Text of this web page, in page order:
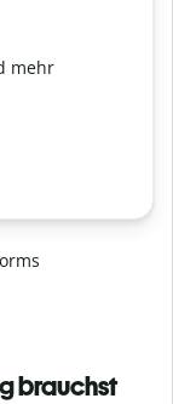
mehr
brauchst